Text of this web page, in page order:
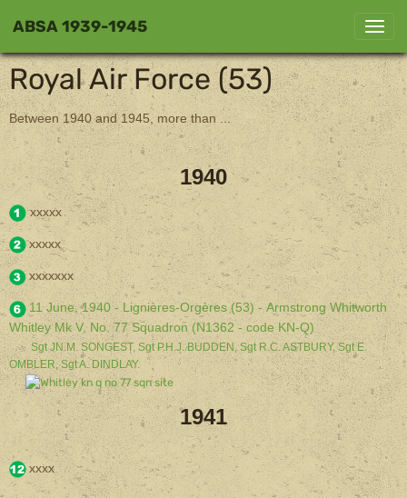
ABSA 1939-1945
Royal Air Force (53)
Between 1940 and 1945, more than ...
1940
xxxxx
xxxxx
xxxxxxx
11 June, 1940 - Lignières-Orgères (53) - Armstrong Whitworth
Whitley Mk V, No. 77 Squadron (N1362 - code KN-Q)
Sgt JN.M. SONGEST, Sgt P.H.J. BUDDEN, Sgt R.C. ASTBURY, Sgt E.
OMBLER, Sgt A. DINDLAY.
1941
xxxx